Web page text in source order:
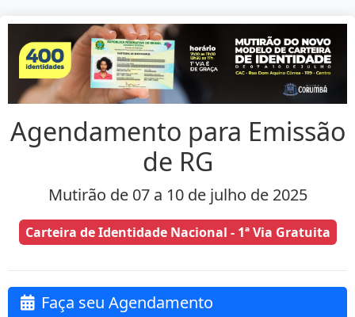
Agendamento para Emissão
de RG
Mutirão de 07 a 10 de julho de 2025
Carteira de Identidade Nacional - 1ª Via Gratuita
Faça seu Agendamento